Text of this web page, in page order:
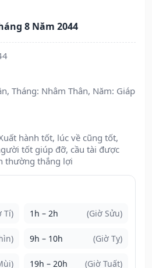
8 Năm 2044
Tháng: Nhâm Thân, Năm: Giáp
hành tốt, lúc về cũng tốt,
tốt giúp đỡ, cầu tài được
thường thắng lợi
Tí) 1h – 2h (Giờ Sửu)
9h – 10h (Giờ Tỵ)
19h – 20h (Giờ Tuất)